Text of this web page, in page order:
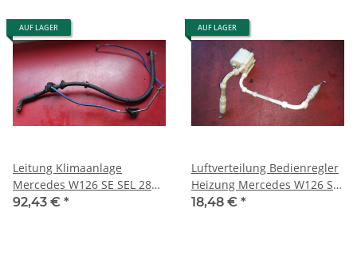
AUF LAGER
Leitung Klimaanlage
Mercedes W126 SE SEL 280S
280SE 280SEL 1268303515
92,43 € *
AUF LAGER
Luftverteilung Bedienregler
Heizung Mercedes W126 SE
SEL SEC 1268300485
18,48 € *